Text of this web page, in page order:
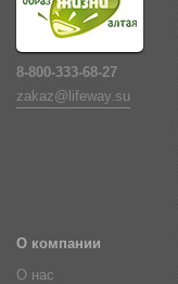
8-800-333-68-27
zakaz@lifeway.su
О компании
О нас